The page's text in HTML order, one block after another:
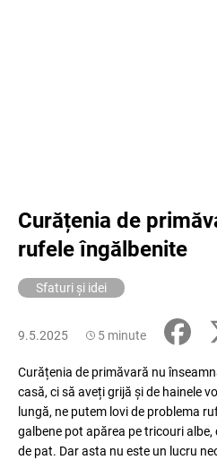
Curățenia de
rufele îngălbenite
Sfaturi și idei
9.5.2025 5 minute
Curățenia de primăvară nu
casă, ci să aveți grijă și de hainele
lungă, ne putem lovi de problema
galbene pot apărea pe tricouri
de pat. Dar asta nu este un lucru